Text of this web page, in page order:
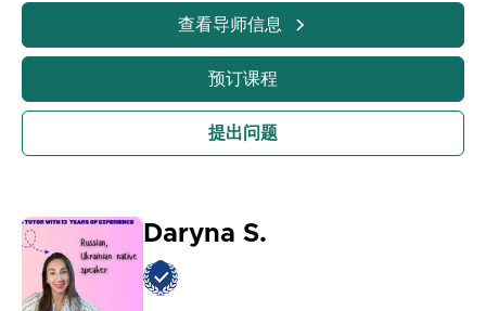
查看导师信息
预订课程
提出问题
Daryna S.